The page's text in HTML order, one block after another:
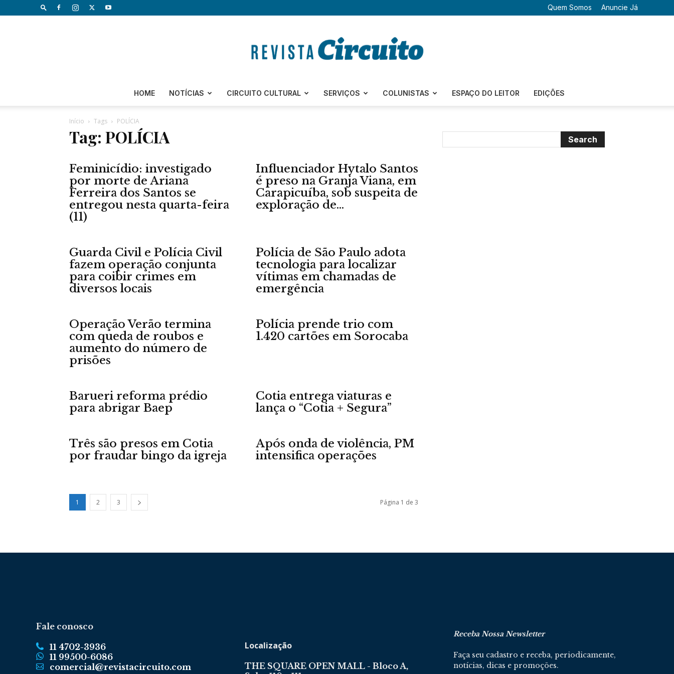
Quem Somos Anuncie Já
Revista
HOME NOTÍCIAS CIRCUITO CULTURAL SERVIÇOS COLUNISTAS ESPAÇO DO LEITOR EDIÇÕES
Início Tags POLÍCIA
Tag: POLÍCIA
Feminicídio: investigado
por morte de Ariana
Ferreira dos Santos se
entregou nesta quarta-feira
(11)
Influenciador Hytalo Santos
é preso na Granja Viana, em
Carapicuíba, sob suspeita de
exploração de...
Guarda Civil e Polícia Civil
fazem operação conjunta
para coibir crimes em
diversos locais
Polícia de São Paulo adota
tecnologia para localizar
vítimas em chamadas de
emergência
Operação Verão termina
com queda de roubos e
aumento do número de
prisões
Polícia prende trio com
1.420 cartões em Sorocaba
Barueri reforma prédio
para abrigar Baep
Cotia entrega viaturas e
lança o “Cotia + Segura”
Três são presos em Cotia
por fraudar bingo da igreja
Após onda de violência, PM
intensifica operações
1 2 3 Página 1 de 3
Fale conosco
11 4702-3936
11 99500-6086
comercial@revistacircuito.com
Localização
THE SQUARE OPEN MALL - Bloco A,
Receba Nossa Newsletter
Faça seu cadastro e receba, periodicamente,
notícias, dicas e promoções.